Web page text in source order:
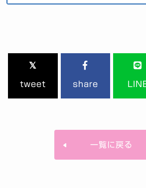
tweet share
一覧に戻る